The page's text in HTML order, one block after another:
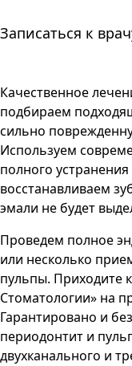
Записаться к
Качественное
подбираем
сильно
Используем
полного
восстанавливаем
эмали не будет
Проведем полное
или несколько
пульпы. Приходите
Стоматологии» на
Гарантировано и
периодонтит и
двухканального и